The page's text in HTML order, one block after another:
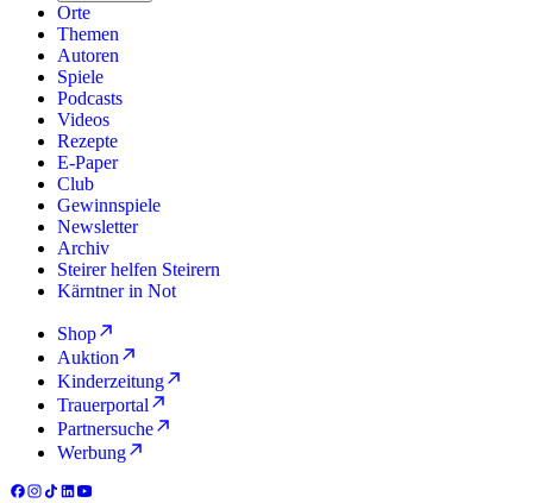
Orte
Themen
Autoren
Spiele
Podcasts
Videos
Rezepte
E-Paper
Club
Gewinnspiele
Newsletter
Archiv
Steirer helfen Steirern
Kärntner in Not
Shop
Auktion
Kinderzeitung
Trauerportal
Partnersuche
Werbung